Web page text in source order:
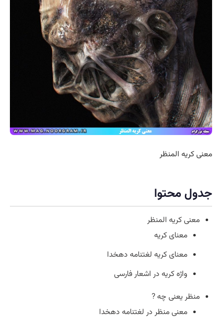
معنی کریه المنظر
جدول محتوا
معنی کریه المنظر
معنای کریه
معنای کریه لغتنامه دهخدا
واژه کریه در اشعار فارسی
منظر یعنی چه ?
معنی منظر در لغتنامه دهخدا